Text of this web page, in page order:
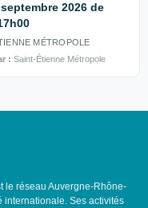
2026 de
MÉTROPOLE
: Saint-Étienne Métropole
le réseau Auvergne-Rhône-
internationale. Ses activités